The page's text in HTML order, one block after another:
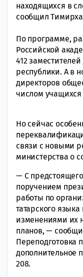
находящихся в
сообщил
По программе,
Российской
412
республики. А в
директоров
числом
Но сейчас
связи с новыми
министерства о
— С
поручением
работы по
татарского
изменениями их
планов, —
Переподготовка
208.